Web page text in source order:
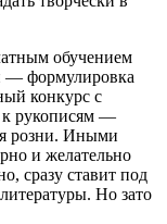
обучением
формулировка
конкурс с
к рукописям —
розни. Иными
и желательно
сразу ставит под
Но зато